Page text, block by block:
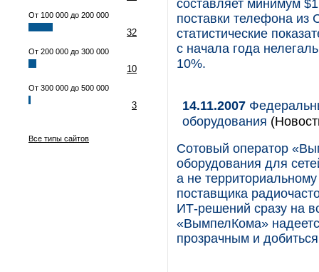
От 100 000 до 200 000
32
От 200 000 до 300 000
10
От 300 000 до 500 000
3
Все типы сайтов
составляет минимум
поставки телефона
статистические
с начала года
10%.
14.11.2007
оборудования
Сотовый оператор
оборудования для
а не
поставщика
ИТ-решений сразу на
«ВымпелКома»
прозрачным и